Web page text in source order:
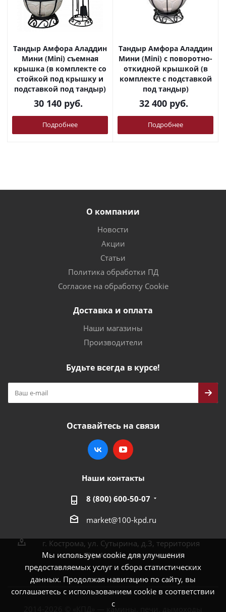
Мы используем cookie для улучшения
предоставляемых услуг и сбора статистических
данных. Продолжая навигацию по сайту, вы
соглашаетесь с использованием cookie в соответствии
с
Тандыр Амфора Аладдин
Мини (Mini) съемная
крышка (в комплекте со
стойкой под крышку и
подставкой под тандыр)
30 140 руб.
Подробнее
Тандыр Амфора Аладдин
Мини (Mini) с поворотно-
откидной крышкой (в
комплекте с подставкой
под тандыр)
32 400 руб.
Подробнее
О компании
Новости
Акции
Статьи
Политика обработки ПД
Согласие на обработку Cookie
Доставка и оплата
Наши магазины
Производители
Будьте всегда в курсе!
Оставайтесь на связи
Наши контакты
8 (800) 600-50-07
market@100-kpd.ru
г. Кострома, ул. Сутырина, д.3, территория
около ТЦ «Аксон», павильон № 3
2014-2026 © «КПД» — камины, печи, дымоходы